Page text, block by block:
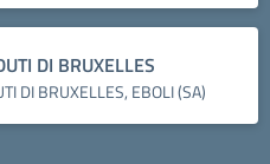
DI BRUXELLES
DI BRUXELLES, EBOLI (SA)